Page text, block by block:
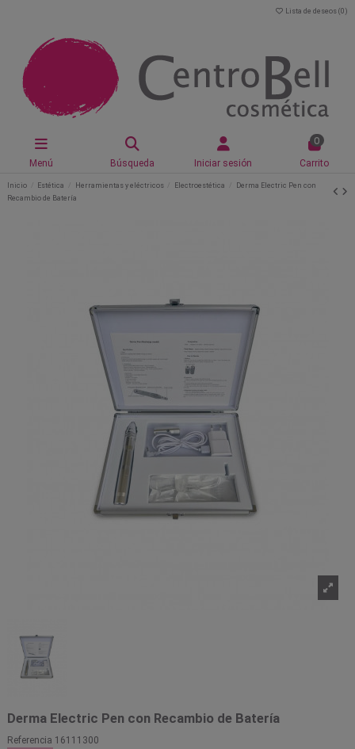
Lista de deseos (0 )
Menú Búsqueda Iniciar sesión
0
Carrito
Inicio Estética Herramientas y eléctricos Electroestética
Derma Electric Pen con
Recambio de Batería
Derma Electric Pen con Recambio de Batería
Referencia 16111300